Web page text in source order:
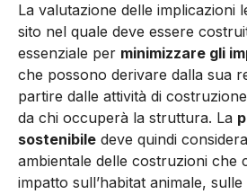
La valutazione delle implicazioni
sito nel quale deve essere
essenziale per mi­nimizzare gli
che possono derivare dalla sua
partire dalle attività di
da chi occuperà la struttura. La
sostenibi­le deve quindi
ambientale delle costruzioni che
impatto sull’habitat animale,